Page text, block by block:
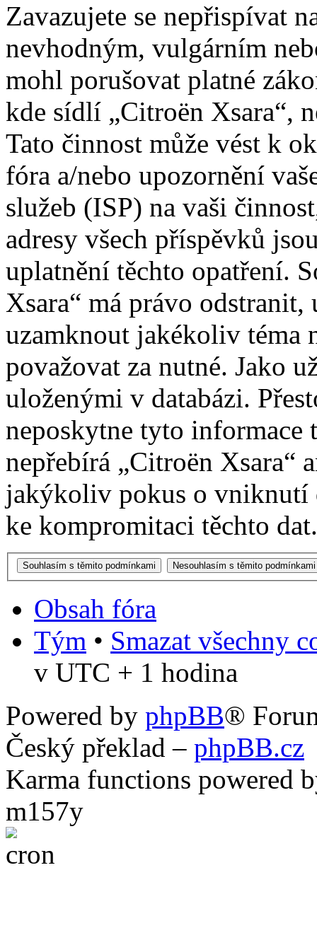
Zavazujete se nepřispívat
nevhodným, vulgárním
mohl porušovat platné
kde sídlí „Citroën Xsara“,
Tato činnost může vést k
fóra a/nebo upozornění
služeb (ISP) na vaši
adresy všech příspěvků
uplatnění těchto opatření.
Xsara“ má právo
uzamknout jakékoliv téma
považovat za nutné. Jako
uloženými v databázi.
neposkytne tyto informace
nepřebírá „Citroën Xsara“
jakýkoliv pokus o vniknutí
ke kompromitaci těchto dat.
Obsah fóra
Tým • Smazat všechny
v UTC + 1 hodina
Powered by phpBB®
Český překlad – phpBB.cz
Karma functions powered
m157y